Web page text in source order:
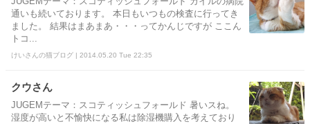
通いも続いております。 本日もいつもの検査に行ってき
ました。 結果はまあまあ・・・ってかんじですが ここん
トコ...
けいさんの猫ブログ | 2014.05.20 Tue 22:35
クウさん
JUGEMテーマ：スコティッシュフォールド 暑いスね。
湿度が高いと不愉快になる私は除湿機購入を考えており